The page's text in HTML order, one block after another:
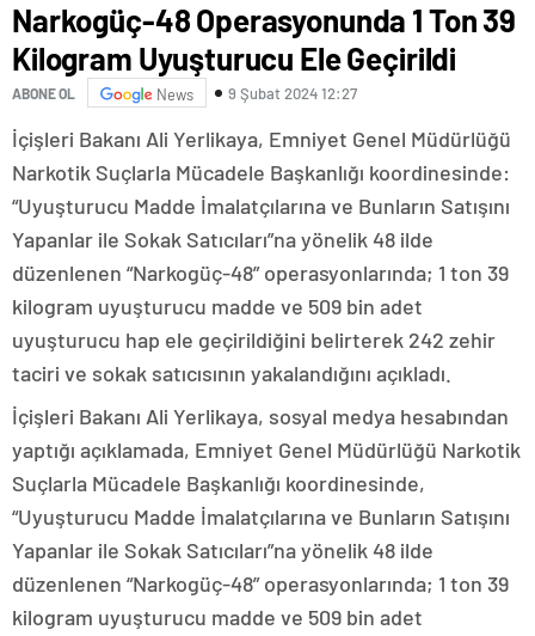
Narkogüç-48 Operasyonunda 1 Ton 39
Kilogram Uyuşturucu Ele Geçirildi
ABONE OL News 9 Şubat 2024 12:27
İçişleri Bakanı Ali Yerlikaya, Emniyet Genel Müdürlüğü
Narkotik Suçlarla Mücadele Başkanlığı koordinesinde:
“Uyuşturucu Madde İmalatçılarına ve Bunların Satışını
Yapanlar ile Sokak Satıcıları”na yönelik 48 ilde
düzenlenen “Narkogüç-48” operasyonlarında; 1 ton 39
kilogram uyuşturucu madde ve 509 bin adet
uyuşturucu hap ele geçirildiğini belirterek 242 zehir
taciri ve sokak satıcısının yakalandığını açıkladı.
İçişleri Bakanı Ali Yerlikaya, sosyal medya hesabından
yaptığı açıklamada, Emniyet Genel Müdürlüğü Narkotik
Suçlarla Mücadele Başkanlığı koordinesinde,
“Uyuşturucu Madde İmalatçılarına ve Bunların Satışını
Yapanlar ile Sokak Satıcıları”na yönelik 48 ilde
düzenlenen “Narkogüç-48” operasyonlarında; 1 ton 39
kilogram uyuşturucu madde ve 509 bin adet